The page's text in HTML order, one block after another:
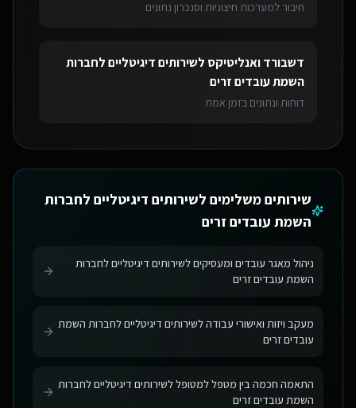
חיבור למערכות חיצוניות וסנכרון נתונים
דשבורד ואנליטיקס לשירותים דיגיטליים לחברות
השמת עובדים זרים
דוחות ונתונים בזמן אמת
שירותים משלימים לשירותים דיגיטליים לחברות
השמת עובדים זרים
ניהול מאגר עובדים ומעסיקים לשירותים דיגיטליים לחברות
השמת עובדים זרים
מעקב ויזות ואישורי עבודה לשירותים דיגיטליים לחברות השמת
עובדים זרים
התאמה חכמה בין מטפל למטופל לשירותים דיגיטליים לחברות
השמת עובדים זרים